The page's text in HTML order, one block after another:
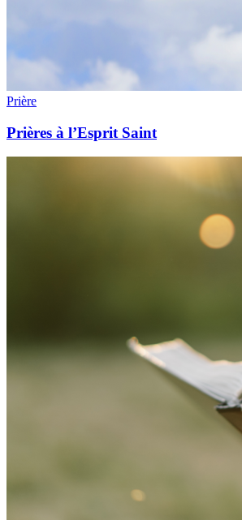
Prière
Prières à l’Esprit Saint